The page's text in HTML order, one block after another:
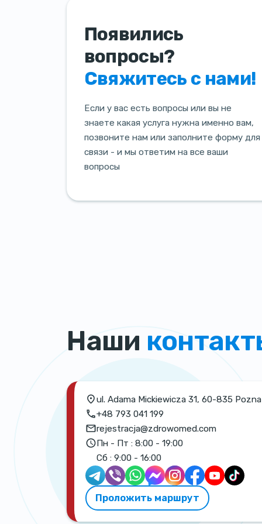
Появились
вопросы?
Свяжитесь с нами!
Если у вас есть вопросы или вы не
знаете какая услуга нужна именно вам,
позвоните нам или заполните форму для
связи - и мы ответим на все ваши
вопросы
Наши
ul. Adama Mickiewicza 31, 60-835
+48 793 041 199
rejestracja@zdrowomed.com
Пн - Пт :8:00 - 19:00
Сб :9:00 - 16:00
Проложить маршрут